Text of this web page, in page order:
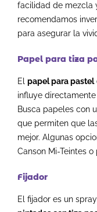
facilidad de mezcla
recomendamos
para asegurar la
Papel para tiza
El papel para pastel
influye
Busca papeles con
que permiten que
mejor. Algunas
Canson Mi-Teintes
Fijador
El fijador es un